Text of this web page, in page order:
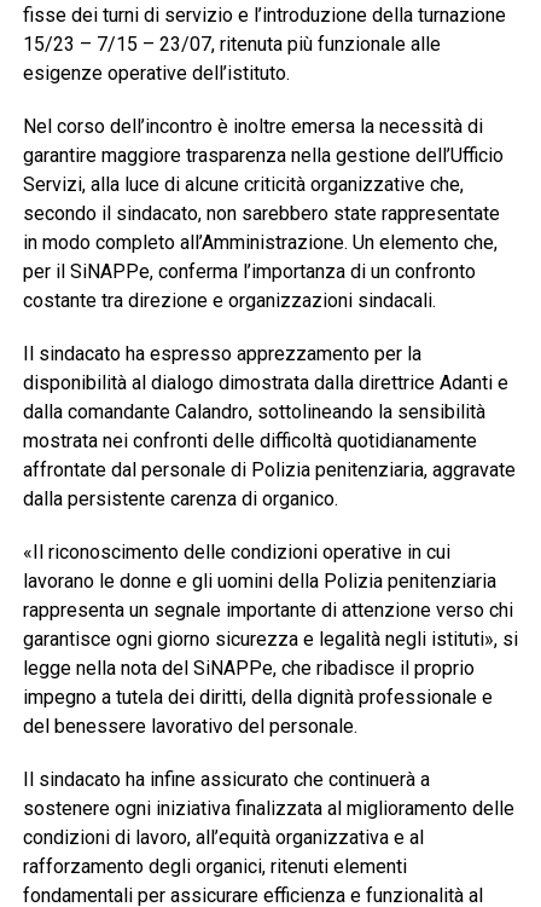
fisse dei turni di servizio e l’introduzione della turnazione
15/23 – 7/15 – 23/07, ritenuta più funzionale alle
esigenze operative dell’istituto.
Nel corso dell’incontro è inoltre emersa la necessità di
garantire maggiore trasparenza nella gestione dell’Ufficio
Servizi, alla luce di alcune criticità organizzative che,
secondo il sindacato, non sarebbero state rappresentate
in modo completo all’Amministrazione. Un elemento che,
per il SiNAPPe, conferma l’importanza di un confronto
costante tra direzione e organizzazioni sindacali.
Il sindacato ha espresso apprezzamento per la
disponibilità al dialogo dimostrata dalla direttrice Adanti e
dalla comandante Calandro, sottolineando la sensibilità
mostrata nei confronti delle difficoltà quotidianamente
affrontate dal personale di Polizia penitenziaria, aggravate
dalla persistente carenza di organico.
«Il riconoscimento delle condizioni operative in cui
lavorano le donne e gli uomini della Polizia penitenziaria
rappresenta un segnale importante di attenzione verso chi
garantisce ogni giorno sicurezza e legalità negli istituti», si
legge nella nota del SiNAPPe, che ribadisce il proprio
impegno a tutela dei diritti, della dignità professionale e
del benessere lavorativo del personale.
Il sindacato ha infine assicurato che continuerà a
sostenere ogni iniziativa finalizzata al miglioramento delle
condizioni di lavoro, all’equità organizzativa e al
rafforzamento degli organici, ritenuti elementi
fondamentali per assicurare efficienza e funzionalità al